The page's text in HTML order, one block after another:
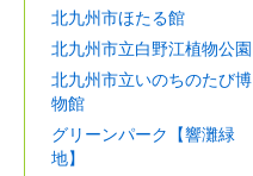
北九州市ほたる館
北九州市立白野江植物公園
北九州市立いのちのたび博
物館
グリーンパーク【響灘緑
地】